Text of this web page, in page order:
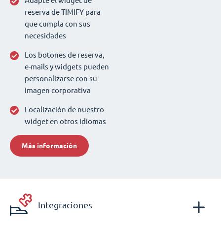
reserva de TIMIFY para
que cumpla con sus
necesidades
Los botones de reserva,
e-mails y widgets pueden
personalizarse con su
imagen corporativa
Localización de nuestro
widget en otros idiomas
Más información
Integraciones